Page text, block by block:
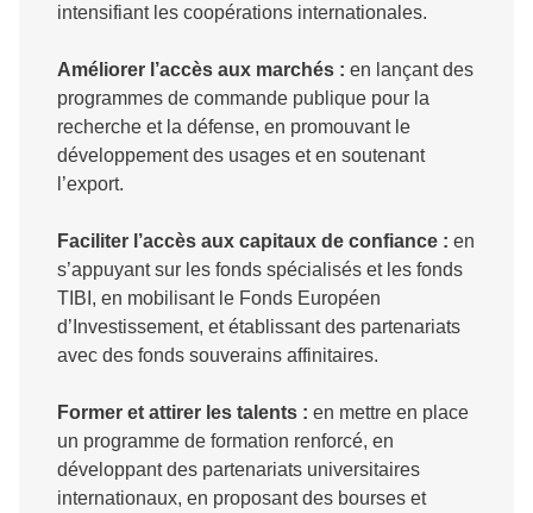
intensifiant les coopérations internationales.
Améliorer l’accès aux marchés : en lançant des
programmes de commande publique pour la
recherche et la défense, en promouvant le
développement des usages et en soutenant
l’export.
Faciliter l’accès aux capitaux de confiance : en
s’appuyant sur les fonds spécialisés et les fonds
TIBI, en mobilisant le Fonds Européen
d’Investissement, et établissant des partenariats
avec des fonds souverains affinitaires.
Former et attirer les talents : en mettre en place
un programme de formation renforcé, en
développant des partenariats universitaires
internationaux, en proposant des bourses et